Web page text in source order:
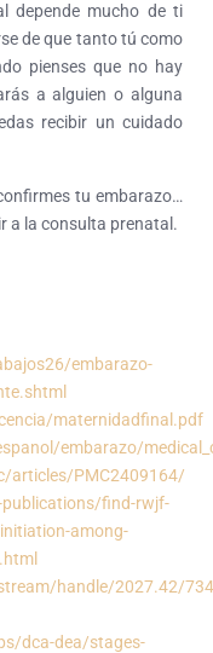
depende mucho de ti
de que tanto tú como
pienses que no hay
a alguien o alguna
recibir un cuidado
tu embarazo…
a la consulta prenatal.
embarazo-
maternidadfinal.pdf
embarazo/
articles/PMC2409164/
find-rwjf-
among-
handle/2027.42/
dca-dea/stages-